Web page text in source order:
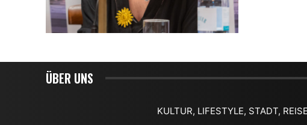
ÜBER UNS
KULTUR, LIFESTYLE, STADT,